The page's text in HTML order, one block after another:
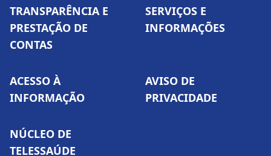
TRANSPARÊNCIA E
PRESTAÇÃO DE
CONTAS
SERVIÇOS E
INFORMAÇÕES
ACESSO À
INFORMAÇÃO
AVISO DE
PRIVACIDADE
NÚCLEO DE
TELESSAÚDE